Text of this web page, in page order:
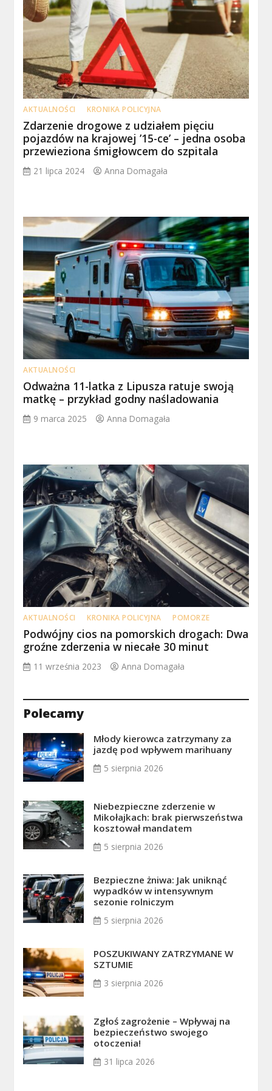
AKTUALNOŚCI KRONIKA POLICYJNA
Zdarzenie drogowe z udziałem pięciu
pojazdów na krajowej ’15-ce’ – jedna osoba
przewieziona śmigłowcem do szpitala
21 lipca 2024 Anna Domagała
AKTUALNOŚCI
Odważna 11-latka z Lipusza ratuje swoją
matkę – przykład godny naśladowania
9 marca 2025 Anna Domagała
AKTUALNOŚCI KRONIKA POLICYJNA POMORZE
Podwójny cios na pomorskich drogach: Dwa
groźne zderzenia w niecałe 30 minut
11 września 2023 Anna Domagała
Polecamy
Młody kierowca zatrzymany za
jazdę pod wpływem marihuany
5 sierpnia 2026
Niebezpieczne zderzenie w
Mikołajkach: brak pierwszeństwa
kosztował mandatem
5 sierpnia 2026
Bezpieczne żniwa: Jak uniknąć
wypadków w intensywnym
sezonie rolniczym
5 sierpnia 2026
POSZUKIWANY ZATRZYMANE W
SZTUMIE
3 sierpnia 2026
Zgłoś zagrożenie – Wpływaj na
bezpieczeństwo swojego
otoczenia!
31 lipca 2026